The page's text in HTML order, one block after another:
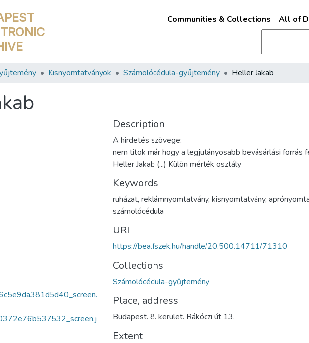
Communities & Collections All of
Kisnyomtatványok Számolócédula-gyűjtemény Heller Jakab
Description
A hirdetés szövege:
nem titok már hogy a legjutányosabb bevásárlási forrás
Heller Jakab (...) Külön mérték osztály
Keywords
ruházat, reklámnyomtatvány, kisnyomtatvány,
számolócédula
URI
https://bea.fszek.hu/handle/20.500.14711/71310
Collections
Számolócédula-gyűjtemény
Place, address
Budapest. 8. kerület. Rákóczi út 13.
Extent